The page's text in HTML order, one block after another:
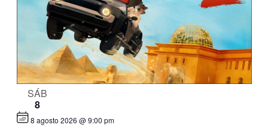
SÁB
8
8 agosto 2026 @ 9:00 pm